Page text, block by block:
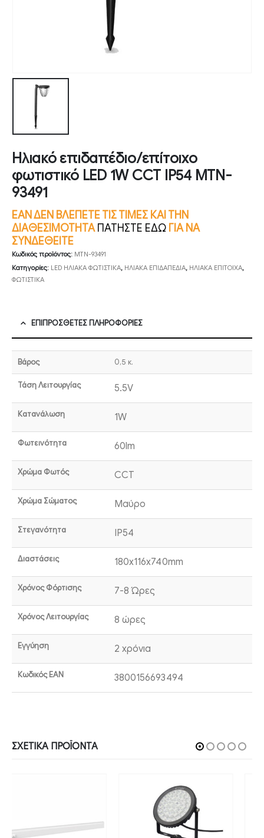
Ηλιακό επιδαπέδιο/επίτοιχο
φωτιστικό LED 1W CCT IP54 MTN-
93491
ΕΑΝ ΔΕΝ ΒΛΕΠΕΤΕ ΤΙΣ ΤΙΜΕΣ ΚΑΙ ΤΗΝ
ΔΙΑΘΕΣΙΜΟΤΗΤΑ ΠΑΤΗΣΤΕ ΕΔΩ ΓΙΑ ΝΑ
ΣΥΝΔΕΘΕΙΤΕ
Κωδικός προϊόντος: MTN-93491
Κατηγορίες: LED ΗΛΙΑΚΑ ΦΩΤΙΣΤΙΚΑ, ΗΛΙΑΚΑ ΕΠΙΔΑΠΕΔΙΑ, ΗΛΙΑΚΑ ΕΠΙΤΟΙΧΑ,
ΦΩΤΙΣΤΙΚΑ
ΕΠΙΠΡΌΣΘΕΤΕΣ ΠΛΗΡΟΦΟΡΊΕΣ
Βάρος 0,5 κ.
Τάση Λειτουργίας 5.5V
Κατανάλωση 1W
Φωτεινότητα 60lm
Χρώμα Φωτός CCT
Χρώμα Σώματος Μαύρο
Στεγανότητα IP54
Διαστάσεις 180x116x740mm
Χρόνος Φόρτισης 7-8 Ώρες
Χρόνος Λειτουργίας 8 ώρες
Εγγύηση 2 χρόνια
Κωδικός EAN 3800156693494
ΣΧΕΤΙΚΆ ΠΡΟΪΌΝΤΑ